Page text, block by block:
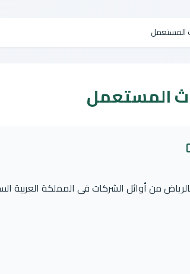
المستعمل
المستعمل
من أوائل الشركات فى المملكة العربية